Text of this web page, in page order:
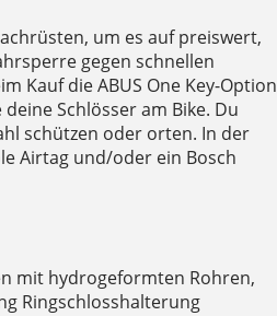
um es auf preiswert,
gegen schnellen
Kauf die ABUS One Key-Option
Schlösser am Bike. Du
schützen oder orten. In der
Airtag und/oder ein Bosch
mit hydrogeformten Rohren,
Ringschlosshalterung